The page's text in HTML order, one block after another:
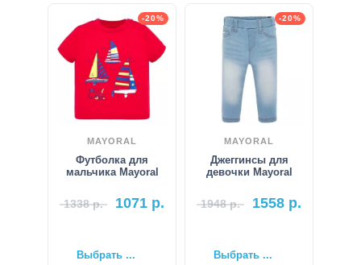
-20%
MAYORAL
Футболка для
мальчика Mayoral
1338р. 1071 р.
Выбрать ...
-20%
MAYORAL
Джеггинсы для
девочки Mayoral
1948р. 1558 р.
Выбрать ...